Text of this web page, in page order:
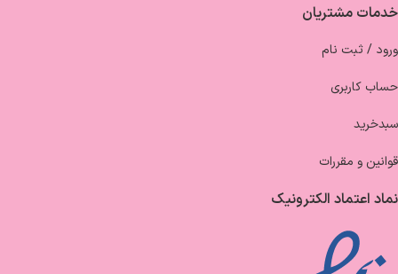
خدمات مشتریان
ورود / ثبت نام
حساب کاربری
سبدخرید
قوانین و مقررات
نماد اعتماد الکترونیک